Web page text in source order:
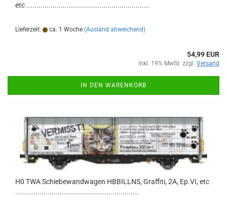
etc .............................................................
Lieferzeit: ca. 1 Woche (Ausland abweichend)
54,99 EUR
inkl. 19% MwSt. zzgl. Versand
IN DEN WARENKORB
H0 TWA Schiebewandwagen HBBILLNS, Graffiti, 2A, Ep.VI, etc
.............................................................